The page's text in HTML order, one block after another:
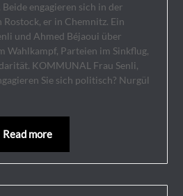
engagieren sich in der
er in Chemnitz. Ein
und Ahmed Béjaoui über
Wahlkampf, Parteien im Sinkflug,
KOMMUNAL Frau Senli,
Sie sich politisch? Nurgül
Read more